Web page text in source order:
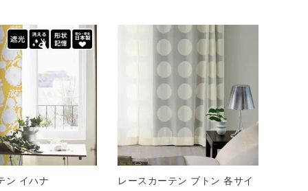
ン イハナ
レースカーテン ブトン 各サイ